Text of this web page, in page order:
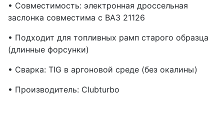
• Совместимость: электронная дроссельная
заслонка совместима с ВАЗ 21126
• Подходит для топливных рамп старого образца
(длинные форсунки)
• Сварка: TIG в аргоновой среде (без окалины)
• Производитель: Clubturbo